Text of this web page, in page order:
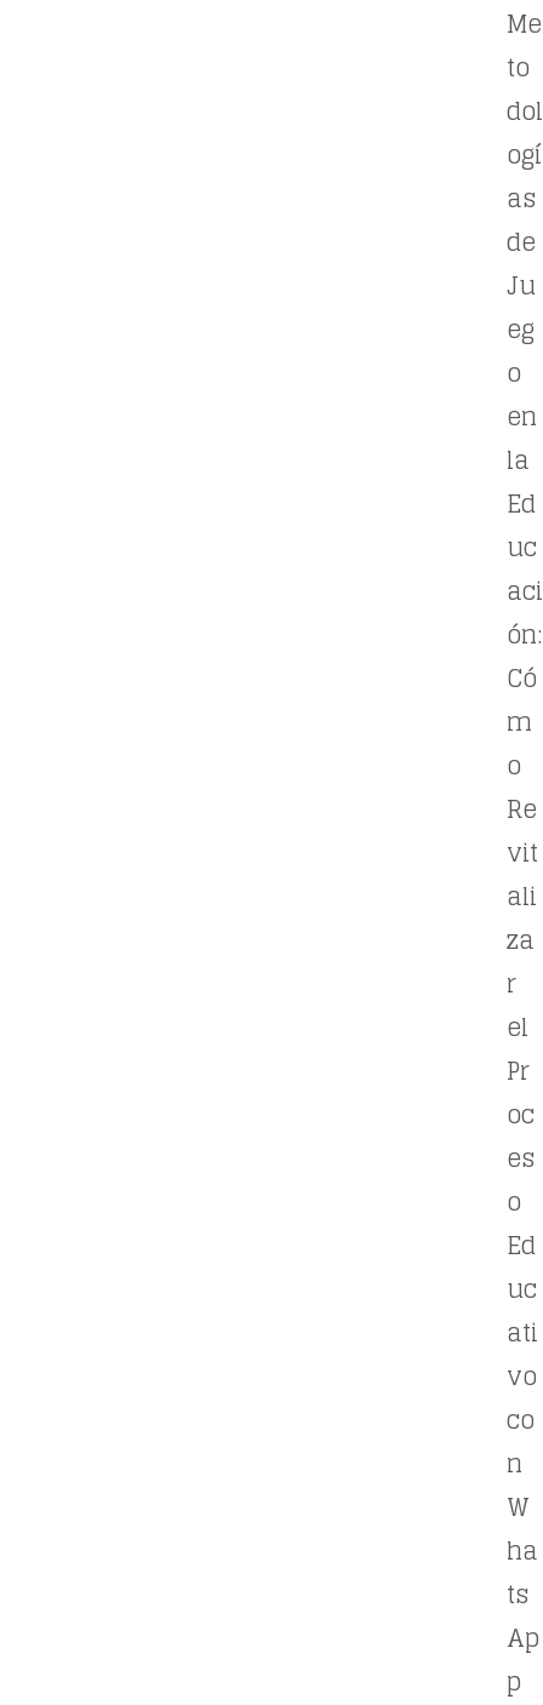
Me
to
dol
ogí
as
de
Ju
eg
o
en
la
Ed
uc
aci
ón:
Có
m
o
Re
vit
ali
za
r
el
Pr
oc
es
o
Ed
uc
ati
vo
co
n
W
ha
ts
Ap
p